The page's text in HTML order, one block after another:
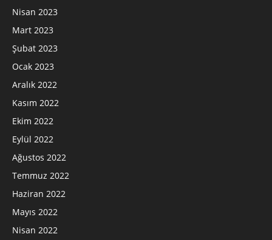
Nisan 2023
Mart 2023
Şubat 2023
Ocak 2023
Aralık 2022
Kasım 2022
Ekim 2022
Eylül 2022
Ağustos 2022
Temmuz 2022
Haziran 2022
Mayıs 2022
Nisan 2022